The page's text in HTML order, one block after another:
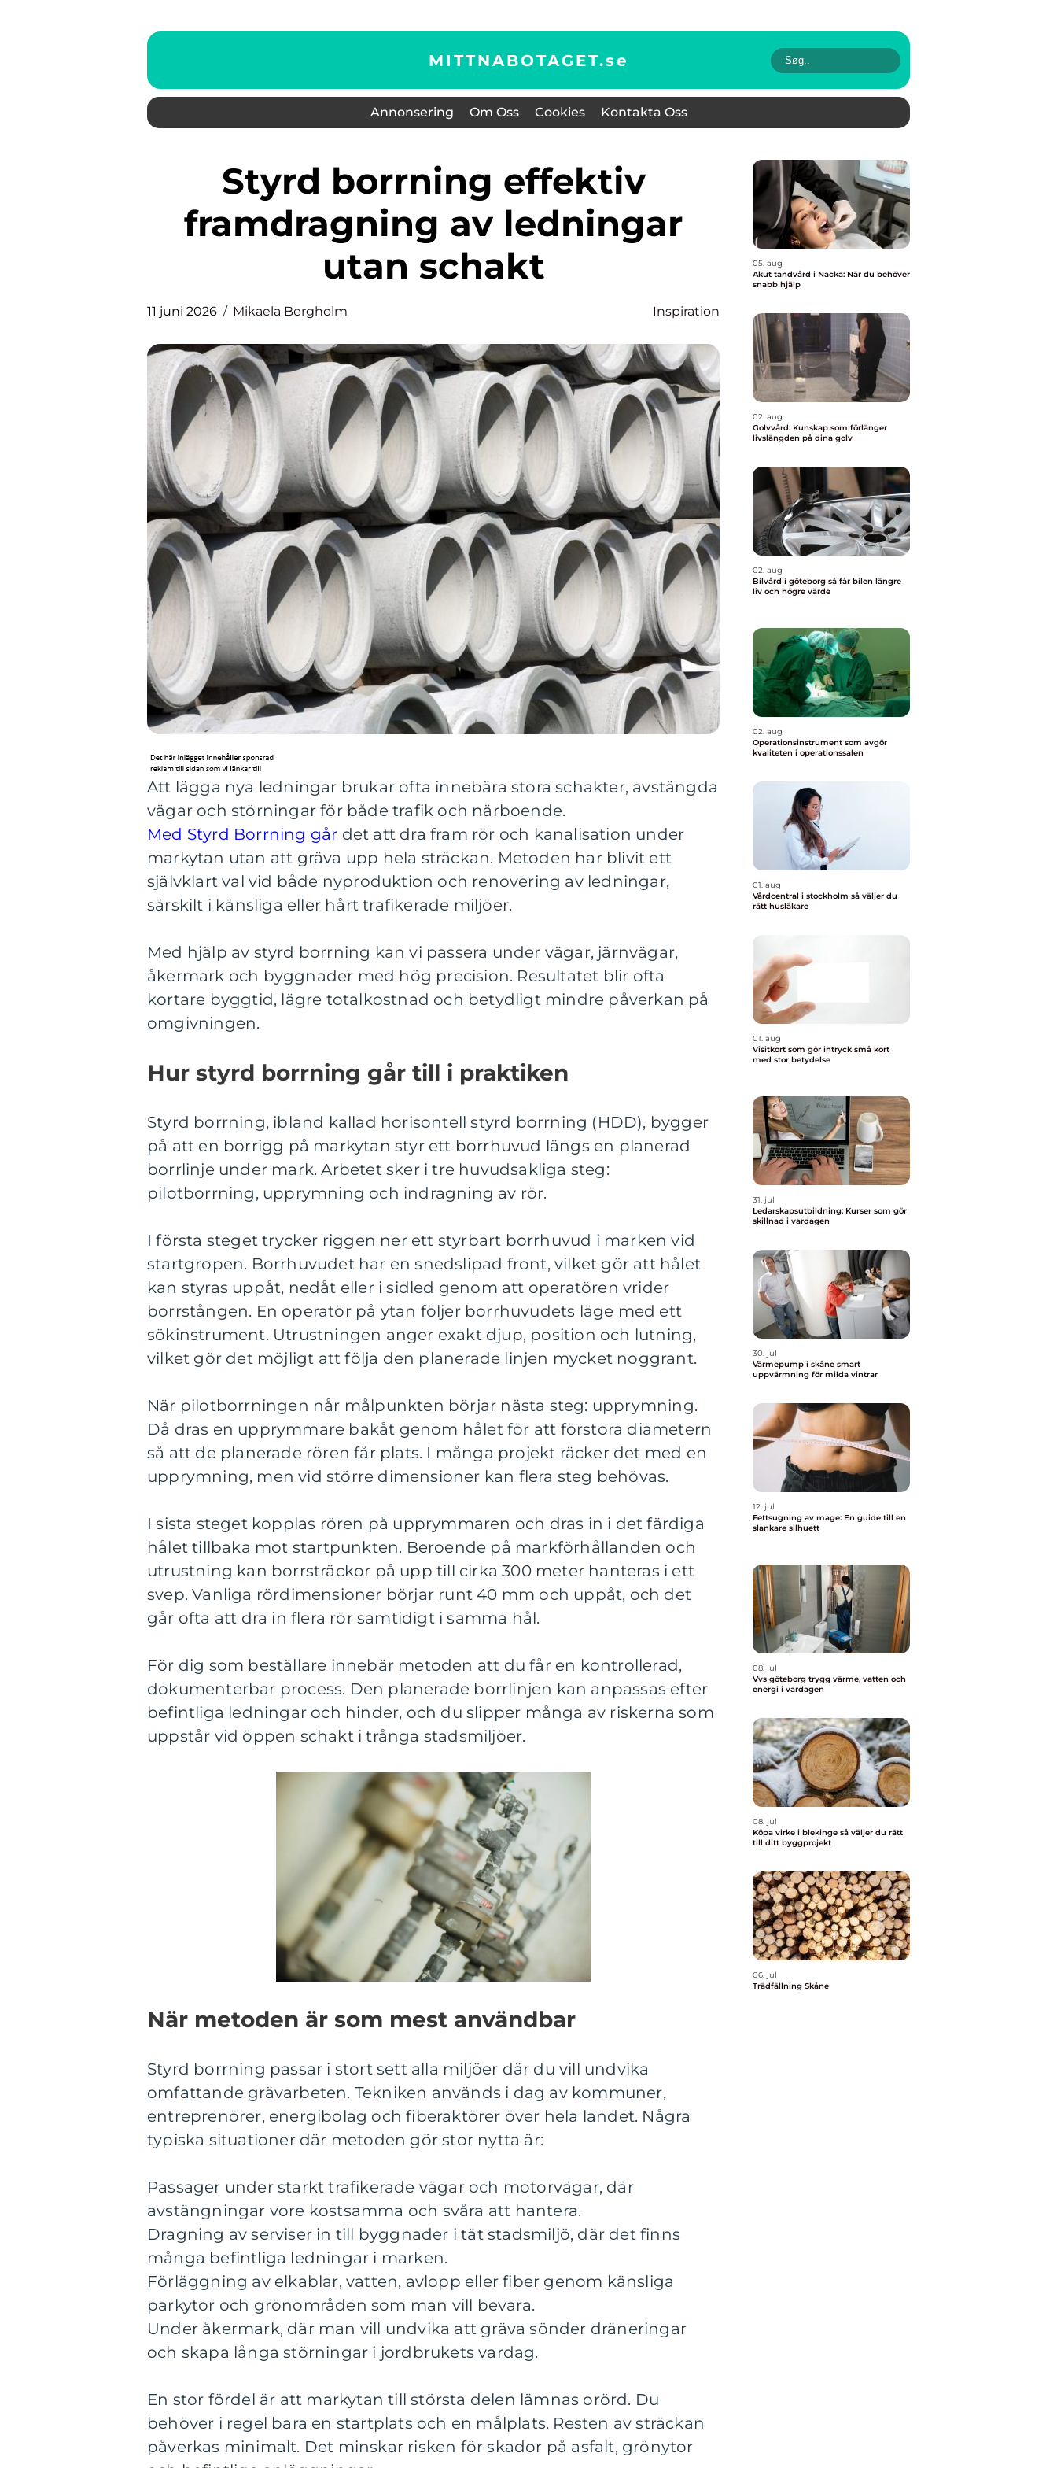
MITTNABOTAGET.se
Annonsering Om Oss Cookies Kontakta Oss
Styrd borrning effektiv
framdragning av ledningar
utan schakt
11 juni 2026 Mikaela Bergholm Inspiration
Att lägga nya ledningar brukar ofta innebära stora schakter, avstängda
vägar och störningar för både trafik och närboende.
Med Styrd Borrning går det att dra fram rör och kanalisation under
markytan utan att gräva upp hela sträckan. Metoden har blivit ett
självklart val vid både nyproduktion och renovering av ledningar,
särskilt i känsliga eller hårt trafikerade miljöer.
Med hjälp av styrd borrning kan vi passera under vägar, järnvägar,
åkermark och byggnader med hög precision. Resultatet blir ofta
kortare byggtid, lägre totalkostnad och betydligt mindre påverkan på
omgivningen.
Hur styrd borrning går till i praktiken
Styrd borrning, ibland kallad horisontell styrd borrning (HDD), bygger
på att en borrigg på markytan styr ett borrhuvud längs en planerad
borrlinje under mark. Arbetet sker i tre huvudsakliga steg:
pilotborrning, upprymning och indragning av rör.
I första steget trycker riggen ner ett styrbart borrhuvud i marken vid
startgropen. Borrhuvudet har en snedslipad front, vilket gör att hålet
kan styras uppåt, nedåt eller i sidled genom att operatören vrider
borrstången. En operatör på ytan följer borrhuvudets läge med ett
sökinstrument. Utrustningen anger exakt djup, position och lutning,
vilket gör det möjligt att följa den planerade linjen mycket noggrant.
När pilotborrningen når målpunkten börjar nästa steg: upprymning.
Då dras en upprymmare bakåt genom hålet för att förstora diametern
så att de planerade rören får plats. I många projekt räcker det med en
upprymning, men vid större dimensioner kan flera steg behövas.
I sista steget kopplas rören på upprymmaren och dras in i det färdiga
hålet tillbaka mot startpunkten. Beroende på markförhållanden och
utrustning kan borrsträckor på upp till cirka 300 meter hanteras i ett
svep. Vanliga rördimensioner börjar runt 40 mm och uppåt, och det
går ofta att dra in flera rör samtidigt i samma hål.
För dig som beställare innebär metoden att du får en kontrollerad,
dokumenterbar process. Den planerade borrlinjen kan anpassas efter
befintliga ledningar och hinder, och du slipper många av riskerna som
uppstår vid öppen schakt i trånga stadsmiljöer.
När metoden är som mest användbar
Styrd borrning passar i stort sett alla miljöer där du vill undvika
omfattande grävarbeten. Tekniken används i dag av kommuner,
entreprenörer, energibolag och fiberaktörer över hela landet. Några
typiska situationer där metoden gör stor nytta är:
Passager under starkt trafikerade vägar och motorvägar, där
avstängningar vore kostsamma och svåra att hantera.
Dragning av serviser in till byggnader i tät stadsmiljö, där det finns
många befintliga ledningar i marken.
Förläggning av elkablar, vatten, avlopp eller fiber genom känsliga
parkytor och grönområden som man vill bevara.
Under åkermark, där man vill undvika att gräva sönder dräneringar
och skapa långa störningar i jordbrukets vardag.
En stor fördel är att markytan till största delen lämnas orörd. Du
behöver i regel bara en startplats och en målplats. Resten av sträckan
påverkas minimalt. Det minskar risken för skador på asfalt, grönytor
05. aug
Akut tandvård i Nacka: När du behöver
snabb hjälp
02. aug
Golvvård: Kunskap som förlänger
livslängden på dina golv
02. aug
Bilvård i göteborg så får bilen längre
liv och högre värde
02. aug
Operationsinstrument som avgör
kvaliteten i operationssalen
01. aug
Vårdcentral i stockholm så väljer du
rätt husläkare
01. aug
Visitkort som gör intryck små kort
med stor betydelse
31. jul
Ledarskapsutbildning: Kurser som gör
skillnad i vardagen
30. jul
Värmepump i skåne smart
uppvärmning för milda vintrar
12. jul
Fettsugning av mage: En guide till en
slankare silhuett
08. jul
Vvs göteborg trygg värme, vatten och
energi i vardagen
08. jul
Köpa virke i blekinge så väljer du rätt
till ditt byggprojekt
06. jul
Trädfällning Skåne